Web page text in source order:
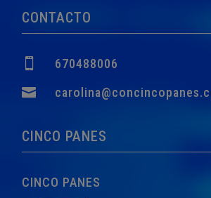
CONTACTO
 670488006

CINCO PANES
CINCO PANES